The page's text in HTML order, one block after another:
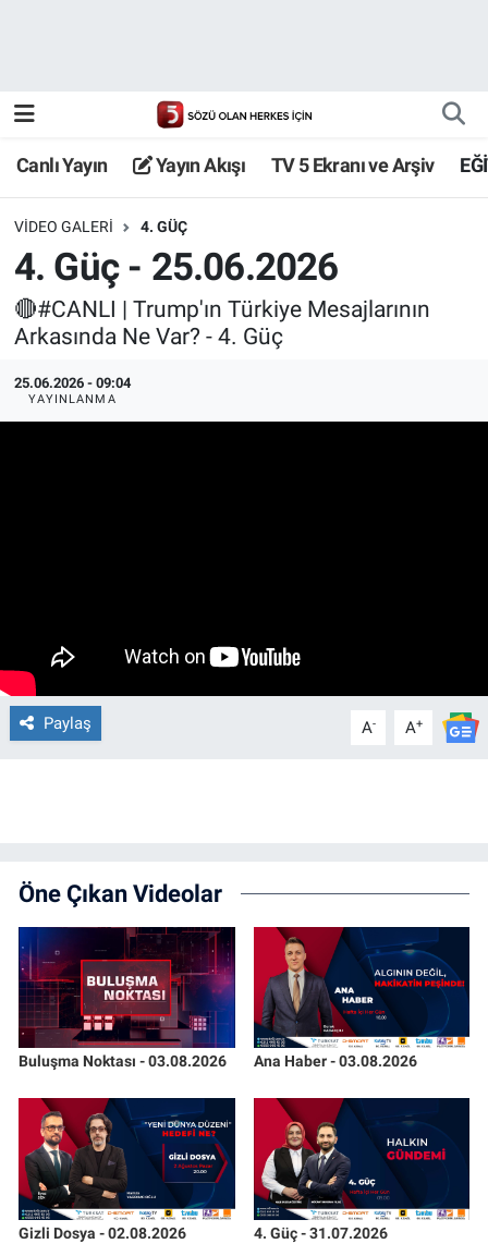
Canlı Yayın Yayın Akışı TV 5 Ekranı ve Arşiv
VIDEO GALERI 4. GÜÇ
4. Güç - 25.06.2026
🔴#CANLI | Trump'ın Türkiye Mesajlarının
Arkasında Ne Var? - 4. Güç
25.06.2026 - 09:04
YAYINLANMA
Paylaş A- A+
Öne Çıkan Videolar
Buluşma Noktası - 03.08.2026 Ana Haber - 03.08.2026
Gizli Dosya - 02.08.2026 4. Güç - 31.07.2026
TV 5 Ekranı ve Arşiv